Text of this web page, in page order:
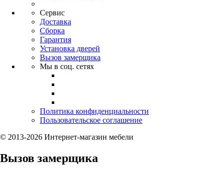
Сервис
Доставка
Сборка
Гарантия
Установка дверей
Вызов замерщика
Мы в соц. сетях
Политика конфиденциальности
Пользовательское соглашение
© 2013-2026 Интернет-магазин мебели
Вызов замерщика